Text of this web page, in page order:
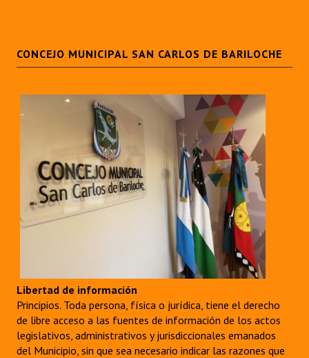
CONCEJO MUNICIPAL SAN CARLOS DE BARILOCHE
Libertad de información
Principios. Toda persona, física o jurídica, tiene el derecho
de libre acceso a las fuentes de información de los actos
legislativos, administrativos y jurisdiccionales emanados
del Municipio, sin que sea necesario indicar las razones que